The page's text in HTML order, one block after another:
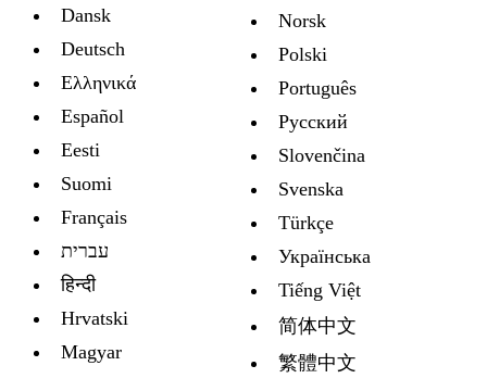
Dansk
Deutsch
Ελληνικά
Español
Eesti
Suomi
Français
עברית
हिन्दी
Hrvatski
Magyar
Norsk
Polski
Português
Русский
Slovenčina
Svenska
Türkçe
Украïнська
Tiếng Việt
简体中文
繁體中文